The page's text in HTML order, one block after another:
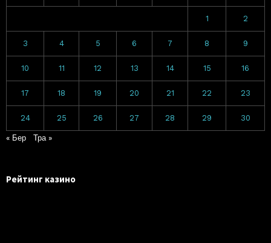
1 2
3 4 5 6 7 8 9
10 11 12 13 14 15 16
17 18 19 20 21 22 23
24 25 26 27 28 29 30
« Бер Тра »
Рейтинг казино